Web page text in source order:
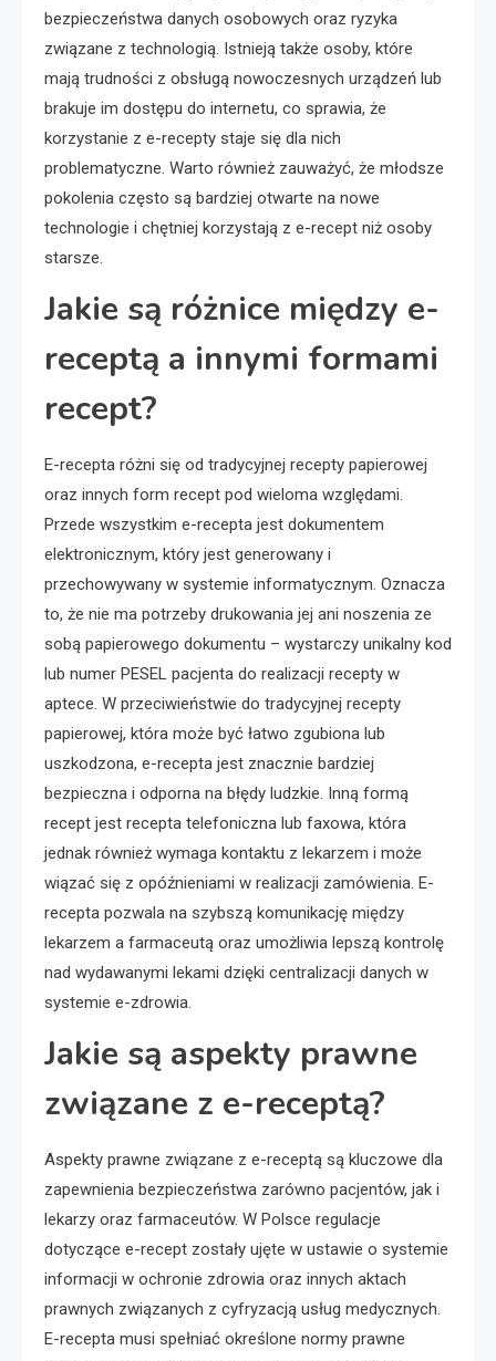
bezpieczeństwa danych osobowych oraz ryzyka
związane z technologią. Istnieją także osoby, które
mają trudności z obsługą nowoczesnych urządzeń lub
brakuje im dostępu do internetu, co sprawia, że
korzystanie z e-recepty staje się dla nich
problematyczne. Warto również zauważyć, że młodsze
pokolenia często są bardziej otwarte na nowe
technologie i chętniej korzystają z e-recept niż osoby
starsze.
Jakie są różnice między e-
receptą a innymi formami
recept?
E-recepta różni się od tradycyjnej recepty papierowej
oraz innych form recept pod wieloma względami.
Przede wszystkim e-recepta jest dokumentem
elektronicznym, który jest generowany i
przechowywany w systemie informatycznym. Oznacza
to, że nie ma potrzeby drukowania jej ani noszenia ze
sobą papierowego dokumentu – wystarczy unikalny kod
lub numer PESEL pacjenta do realizacji recepty w
aptece. W przeciwieństwie do tradycyjnej recepty
papierowej, która może być łatwo zgubiona lub
uszkodzona, e-recepta jest znacznie bardziej
bezpieczna i odporna na błędy ludzkie. Inną formą
recept jest recepta telefoniczna lub faxowa, która
jednak również wymaga kontaktu z lekarzem i może
wiązać się z opóźnieniami w realizacji zamówienia. E-
recepta pozwala na szybszą komunikację między
lekarzem a farmaceutą oraz umożliwia lepszą kontrolę
nad wydawanymi lekami dzięki centralizacji danych w
systemie e-zdrowia.
Jakie są aspekty prawne
związane z e-receptą?
Aspekty prawne związane z e-receptą są kluczowe dla
zapewnienia bezpieczeństwa zarówno pacjentów, jak i
lekarzy oraz farmaceutów. W Polsce regulacje
dotyczące e-recept zostały ujęte w ustawie o systemie
informacji w ochronie zdrowia oraz innych aktach
prawnych związanych z cyfryzacją usług medycznych.
E-recepta musi spełniać określone normy prawne